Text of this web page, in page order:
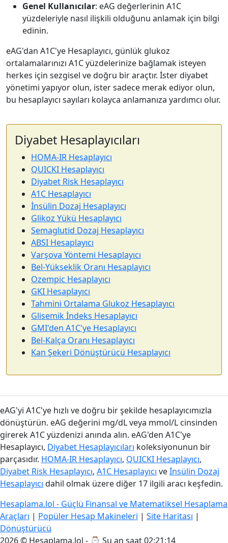
Genel Kullanıcılar: eAG değerlerinin A1C
yüzdeleriyle nasıl ilişkili olduğunu anlamak için bilgi
edinin.
eAG'dan A1C'ye Hesaplayıcı, günlük glukoz
ortalamalarınızı A1C yüzdelerinize bağlamak isteyen
herkes için sezgisel ve doğru bir araçtır. İster diyabet
yönetimi yapıyor olun, ister sadece merak ediyor olun,
bu hesaplayıcı sayıları kolayca anlamanıza yardımcı olur.
Diyabet Hesaplayıcıları
HOMA-IR Hesaplayıcı
QUICKI Hesaplayıcı
Diyabet Risk Hesaplayıcı
A1C Hesaplayıcı
İnsülin Dozaj Hesaplayıcı
Glikoz Yükü Hesaplayıcı
Semaglutid Dozaj Hesaplayıcı
ABSI Hesaplayıcı
Varşova Yöntemi Hesaplayıcı
Bel-Yükseklik Oranı Hesaplayıcı
Ozempic Hesaplayıcı
GKI Hesaplayıcı
Tahmini Ortalama Glukoz Hesaplayıcı
Glisemik İndeks Hesaplayıcı
GMI'den A1C'ye Hesaplayıcı
Bel-Kalça Oranı Hesaplayıcı
Kan Şekeri Dönüştürücü Hesaplayıcı
eAG'yi A1C'ye hızlı ve doğru bir şekilde hesaplayıcımızla
dönüştürün. eAG değerini mg/dL veya mmol/L cinsinden
girerek A1C yüzdenizi anında alın. eAG'den A1C'ye
Hesaplayıcı, Diyabet Hesaplayıcıları koleksiyonunun bir
parçasıdır. HOMA-IR Hesaplayıcı, QUICKI Hesaplayıcı,
Diyabet Risk Hesaplayıcı, A1C Hesaplayıcı veİnsülin Dozaj
Hesaplayıcı dahil olmak üzere diğer 17 ilgili aracı keşfedin.
Hesaplama.lol - Güçlü Finansal ve Matematiksel Hesaplama
Araçları | Popüler Hesap Makineleri | Site Haritası |
Dönüştürücü
2026 © Hesaplama.lol - ⌚ Şu an saat 02:21:14